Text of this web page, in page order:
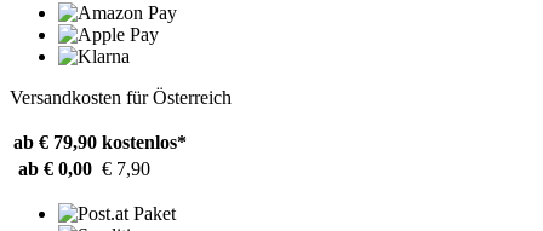
Versandkosten für Österreich
ab € 79,90 kostenlos*
ab € 0,00 € 7,90